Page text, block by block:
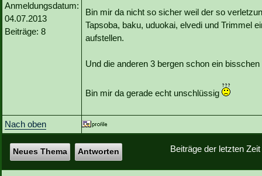
Anmeldungsdatum:
04.07.2013
Beiträge: 8
Bin mir da nicht so sicher weil der so
Tapsoba, baku, uduokai, elvedi und Trimmel
aufstellen.
Und die anderen 3 bergen schon ein
Bin mir da gerade echt unschlüssig
Nach oben
Beiträge der letzten
Neues Thema Antworten